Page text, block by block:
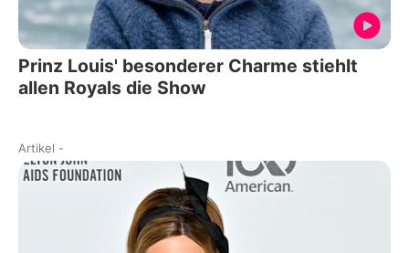
Prinz Louis' besonderer Charme stiehlt
allen Royals die Show
Artikel -